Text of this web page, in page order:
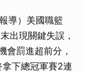
導）美國職籃
出現關鍵失誤，
會罰進超前分，
下總冠軍賽2連